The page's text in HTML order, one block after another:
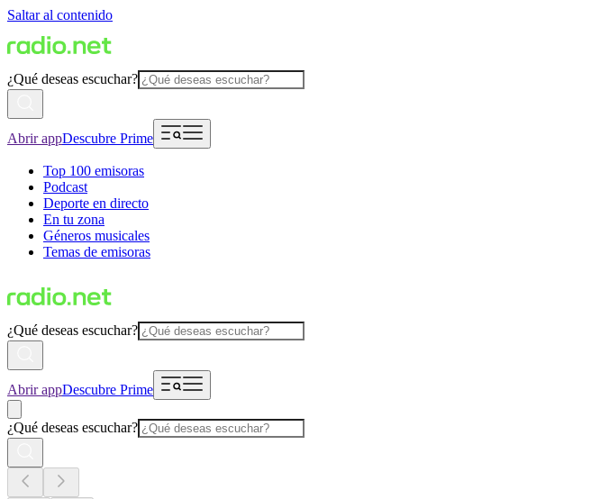
Saltar al contenido
¿Qué deseas escuchar?
Abrir appDescubre Prime
Top 100 emisoras
Podcast
Deporte en directo
En tu zona
Géneros musicales
Temas de emisoras
¿Qué deseas escuchar?
Abrir appDescubre Prime
¿Qué deseas escuchar?